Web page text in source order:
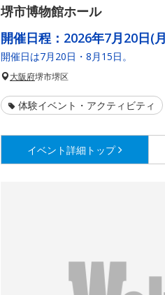
堺市博物館ホール
開催日程： 2026年7月20日(
開催日は7月20日・8月15日。
大阪府堺市堺区
体験イベント・アクティビティ
イベント詳細 トップ